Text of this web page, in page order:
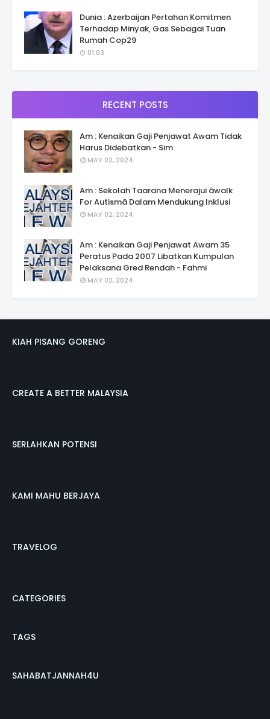
Dunia : Azerbaijan Pertahan Komitmen
Terhadap Minyak, Gas Sebagai Tuan
Rumah Cop29
01:03
RECENT POSTS
Am : Kenaikan Gaji Penjawat Awam Tidak
Harus Didebatkan - Sim
MAY 02, 2024
Am : Sekolah Taarana Menerajui âwalk
For Autismâ Dalam Mendukung Inklusi
MAY 02, 2024
Am : Kenaikan Gaji Penjawat Awam 35
Peratus Pada 2007 Libatkan Kumpulan
Pelaksana Gred Rendah - Fahmi
MAY 02, 2024
KIAH PISANG GORENG
CREATE A BETTER MALAYSIA
SERLAHKAN POTENSI
KAMI MAHU BERJAYA
TRAVELOG
CATEGORIES
TAGS
SAHABATJANNAH4U